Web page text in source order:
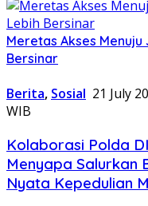
Meretas Akses Menuju
Bersinar
Berita, Sosial 21 July
WIB
Kolaborasi Polda
Menyapa Salurkan
Nyata Kepedulian